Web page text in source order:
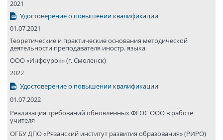
2021
Удостоверение о повышении квалификации
01.07.2021
Теоретические и практические основания методической
деятельности преподавателя иностр. языка
ООО «Инфоурок» (г. Смоленск)
2022
Удостоверение о повышении квалификации
01.07.2022
Реализация требований обновлённых ФГОС ООО в работе
учителя
ОГБУ ДПО «Рязанский институт развития образования» (РИРО)